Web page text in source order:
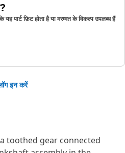
पार्ट फ़िट होता है या मरम्मत के विकल्प उपलब्ध हैं
इन करें
toothed gear connected